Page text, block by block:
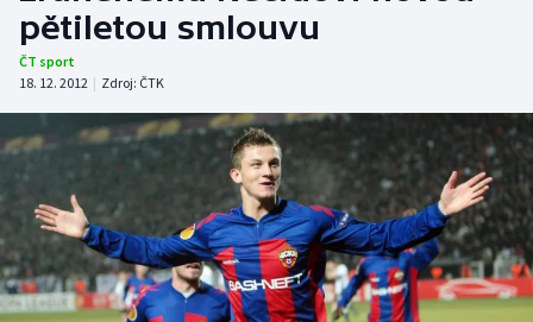
Tenis
Atletika
Cyklistika
DALŠÍ SPORTY
Americký fotbal
Baseball a softbal
NEPŘEHLÉDNĚTE
Soutěže
pětiletou smlouvu
ČT sport
18. 12. 2012 | Zdroj: ČTK